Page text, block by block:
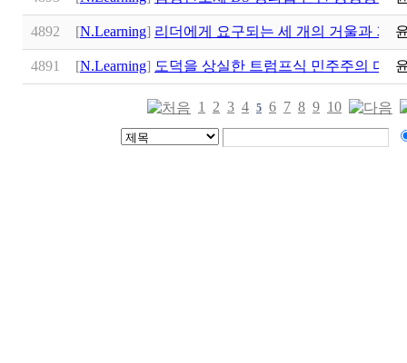
4892 [N.Learning] 리더에게 요구되는 세 개의 거울과 거
4891 [N.Learning] 도덕을 상실한 트럼프식 민주주의 다수
1 2 3 4 5 6 7 8 9 10